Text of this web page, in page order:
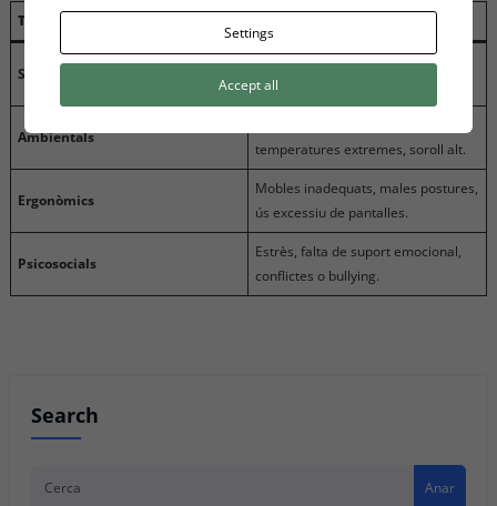
Tipus de risc
Seguretat
Cables exposats, mobles trencats,
objectes tallants, terra relliscós.
Ambientals
temperatures extremes, soroll alt.
Ergonòmics
Mobles inadequats, males postures,
ús excessiu de pantalles.
Psicosocials
Estrès, falta de suport emocional,
conflictes o bullying.
Search
Anar
Settings
Accept all